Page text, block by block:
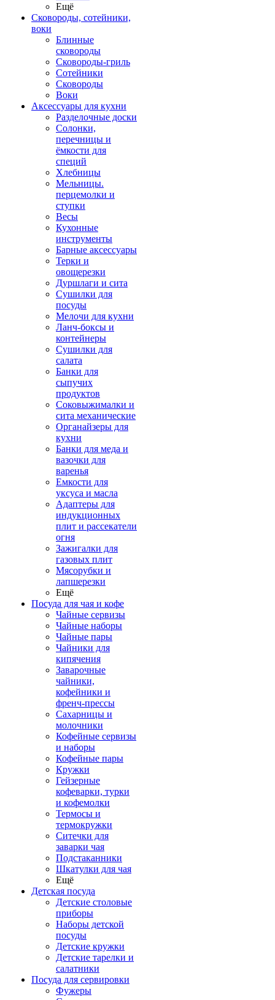
Ещё
Сковороды, сотейники,
воки
Блинные
сковороды
Сковороды-гриль
Сотейники
Сковороды
Воки
Аксессуары для кухни
Разделочные доски
Солонки,
перечницы и
ёмкости для
специй
Хлебницы
Мельницы.
перцемолки и
ступки
Весы
Кухонные
инструменты
Барные аксессуары
Терки и
овощерезки
Дуршлаги и сита
Сушилки для
посуды
Мелочи для кухни
Ланч-боксы и
контейнеры
Сушилки для
салата
Банки для
сыпучих
продуктов
Соковыжималки и
сита механические
Органайзеры для
кухни
Банки для меда и
вазочки для
варенья
Емкости для
уксуса и масла
Адаптеры для
индукционных
плит и рассекатели
огня
Зажигалки для
газовых плит
Мясорубки и
лапшерезки
Ещё
Посуда для чая и кофе
Чайные сервизы
Чайные наборы
Чайные пары
Чайники для
кипячения
Заварочные
чайники,
кофейники и
френч-прессы
Сахарницы и
молочники
Кофейные сервизы
и наборы
Кофейные пары
Кружки
Гейзерные
кофеварки, турки
и кофемолки
Термосы и
термокружки
Ситечки для
заварки чая
Подстаканники
Шкатулки для чая
Ещё
Детская посуда
Детские столовые
приборы
Наборы детской
посуды
Детские кружки
Детские тарелки и
салатники
Посуда для сервировки
Фужеры